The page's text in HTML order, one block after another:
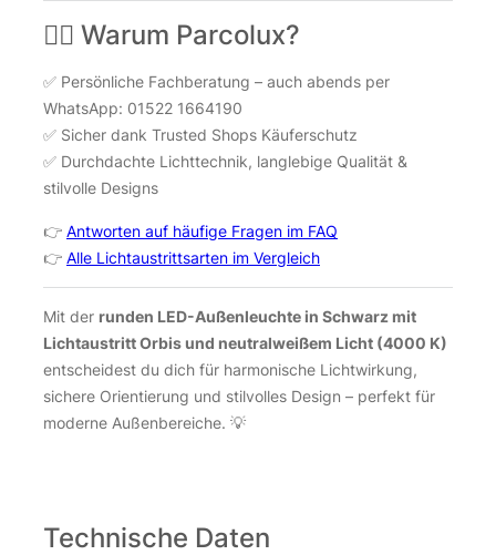
🙋‍♂️ Warum Parcolux?
✅ Persönliche Fachberatung – auch abends per
WhatsApp: 01522 1664190
✅ Sicher dank Trusted Shops Käuferschutz
✅ Durchdachte Lichttechnik, langlebige Qualität &
stilvolle Designs
👉 Antworten auf häufige Fragen im FAQ
👉 Alle Lichtaustrittsarten im Vergleich
Mit der runden LED-Außenleuchte in Schwarz mit
Lichtaustritt Orbis und neutralweißem Licht (4000 K)
entscheidest du dich für harmonische Lichtwirkung,
sichere Orientierung und stilvolles Design – perfekt für
moderne Außenbereiche. 💡
Technische Daten